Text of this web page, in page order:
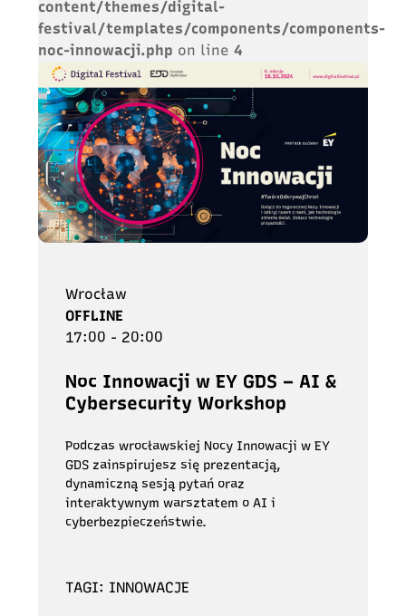
content/themes/digital-
festival/templates/components/components-
noc-innowacji.php on line 4
Wrocław
OFFLINE
17:00 - 20:00
Noc Innowacji w EY GDS – AI &
Cybersecurity Workshop
Podczas wrocławskiej Nocy Innowacji w EY
GDS zainspirujesz się prezentacją,
dynamiczną sesją pytań oraz
interaktywnym warsztatem o AI i
cyberbezpieczeństwie.
TAGI: INNOWACJE